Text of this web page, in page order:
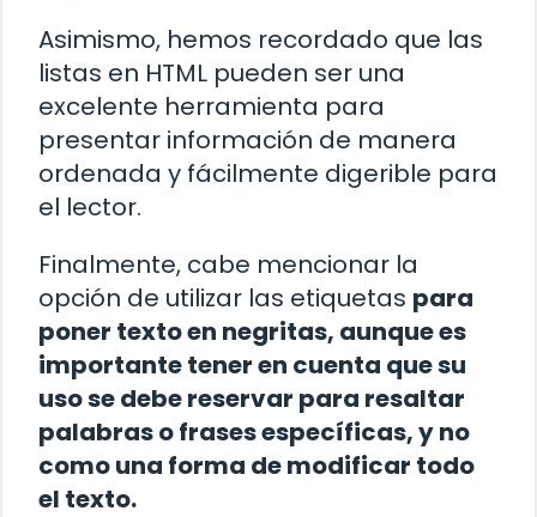
Asimismo, hemos recordado que las
listas en HTML pueden ser una
excelente herramienta para
presentar información de manera
ordenada y fácilmente digerible para
el lector.
Finalmente, cabe mencionar la
opción de utilizar las etiquetas para
poner texto en negritas, aunque es
importante tener en cuenta que su
uso se debe reservar para resaltar
palabras o frases específicas, y no
como una forma de modificar todo
el texto.